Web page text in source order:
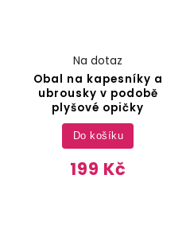
Obal na kapesníky a
ubrousky v podobě
plyšové opičky
Na dotaz
199 Kč
Do košíku